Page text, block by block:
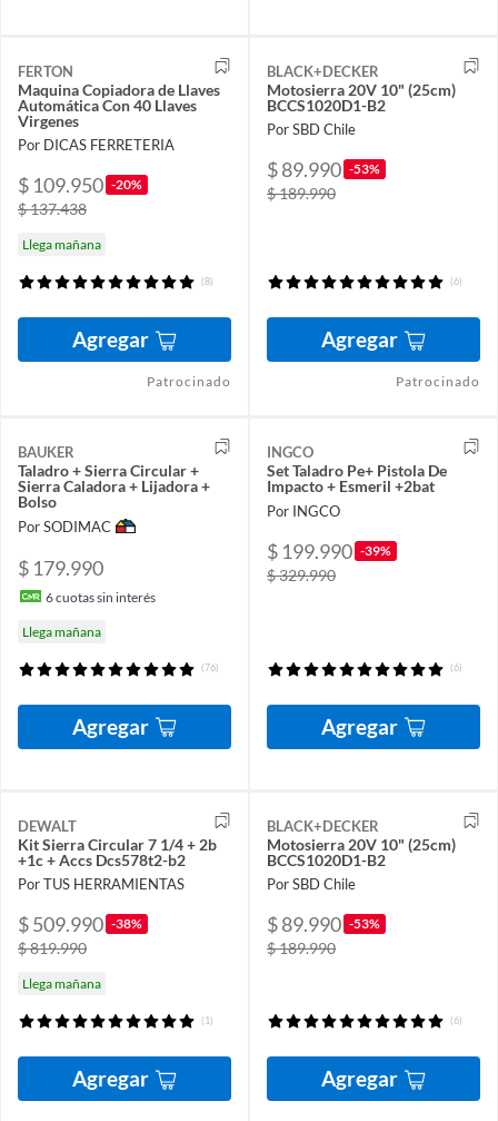
FERTON
Maquina Copiadora de Llaves
Automática Con 40 Llaves
Virgenes
Por DICAS FERRETERIA
$ 109.950 -20%
$ 137.438
Llega mañana
(8)
Agregar
Patrocinado
BLACK+DECKER
Motosierra 20V 10" (25cm)
BCCS1020D1-B2
Por SBD Chile
$ 89.990 -53%
$ 189.990
(6)
Agregar
Patrocinado
BAUKER
Taladro + Sierra Circular +
Sierra Caladora + Lijadora +
Bolso
Por SODIMAC
$ 179.990
6cuotas sin interés
Llega mañana
(76)
Agregar
INGCO
Set Taladro Pe+ Pistola De
Impacto + Esmeril +2bat
Por INGCO
$ 199.990 -39%
$ 329.990
(6)
Agregar
DEWALT
Kit Sierra Circular 7 1/4 + 2b
+1c + Accs Dcs578t2-b2
Por TUS HERRAMIENTAS
$ 509.990 -38%
$ 819.990
Llega mañana
(1)
Agregar
BLACK+DECKER
Motosierra 20V 10" (25cm)
BCCS1020D1-B2
Por SBD Chile
$ 89.990 -53%
$ 189.990
(6)
Agregar